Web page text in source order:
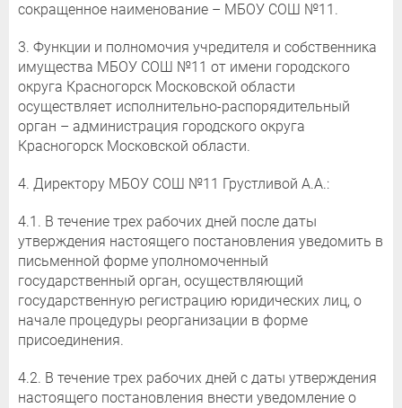
сокращенное наименование – МБОУ СОШ №11.
3. Функции и полномочия учредителя и собственника
имущества МБОУ СОШ №11 от имени городского
округа Красногорск Московской области
осуществляет исполнительно-распорядительный
орган – администрация городского округа
Красногорск Московской области.
4. Директору МБОУ СОШ №11 Грустливой А.А.:
4.1. В течение трех рабочих дней после даты
утверждения настоящего постановления уведомить в
письменной форме уполномоченный
государственный орган, осуществляющий
государственную регистрацию юридических лиц, о
начале процедуры реорганизации в форме
присоединения.
4.2. В течение трех рабочих дней с даты утверждения
настоящего постановления внести уведомление о